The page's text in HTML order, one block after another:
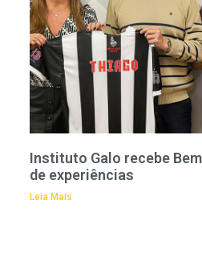
Instituto Galo recebe
de experiências
Leia Mais